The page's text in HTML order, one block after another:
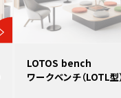
LOTOS bench
ワークベンチ（LOTL型